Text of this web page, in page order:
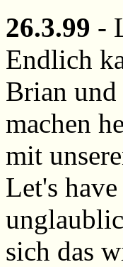
26.3.99 -
Endlich
Brian und
machen
mit
Let's
sich das